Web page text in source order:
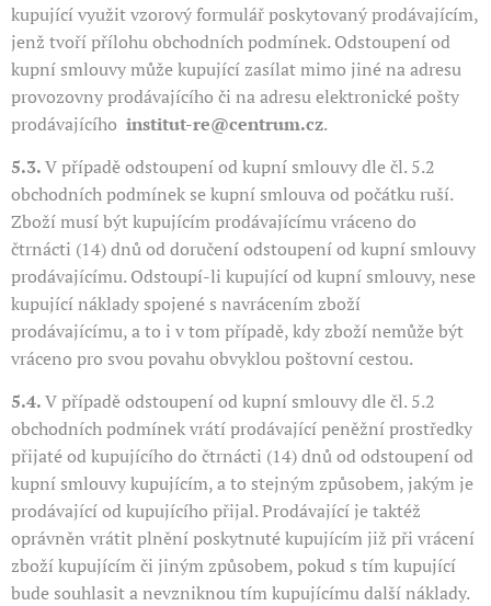
kupující využit vzorový formulář poskytovaný prodávajícím,
jenž tvoří přílohu obchodních podmínek. Odstoupení od
kupní smlouvy může kupující zasílat mimo jiné na adresu
provozovny prodávajícího či na adresu elektronické pošty
prodávajícího institut-re@centrum.cz.
5.3.V případě odstoupení od kupní smlouvy dle čl. 5.2
obchodních podmínek se kupní smlouva od počátku ruší.
Zboží musí být kupujícím prodávajícímu vráceno do
čtrnácti (14) dnů od doručení odstoupení od kupní smlouvy
prodávajícímu. Odstoupí-li kupující od kupní smlouvy, nese
kupující náklady spojené s navrácením zboží
prodávajícímu, a to i v tom případě, kdy zboží nemůže být
vráceno pro svou povahu obvyklou poštovní cestou.
5.4.V případě odstoupení od kupní smlouvy dle čl. 5.2
obchodních podmínek vrátí prodávající peněžní prostředky
přijaté od kupujícího do čtrnácti (14) dnů od odstoupení od
kupní smlouvy kupujícím, a to stejným způsobem, jakým je
prodávající od kupujícího přijal. Prodávající je taktéž
oprávněn vrátit plnění poskytnuté kupujícím již při vrácení
zboží kupujícím či jiným způsobem, pokud s tím kupující
bude souhlasit a nevzniknou tím kupujícímu další náklady.